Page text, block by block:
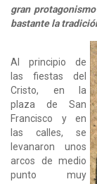
gran
bastante la
Al principio de
las fiestas del
Cristo, en la
plaza de San
Francisco y en
las calles, se
levanaron unos
arcos de medio
punto muy